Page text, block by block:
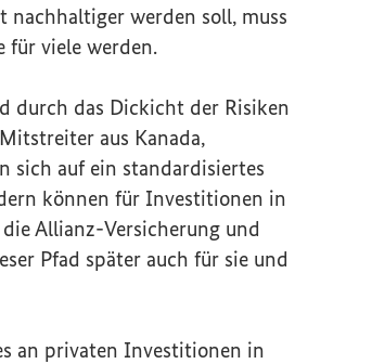
nachhaltiger werden soll, muss
für viele werden.
durch das Dickicht der Risiken
aus Kanada,
sich auf ein standardisiertes
können für Investitionen in
Allianz-Versicherung und
Pfad später auch für sie und
an privaten Investitionen in